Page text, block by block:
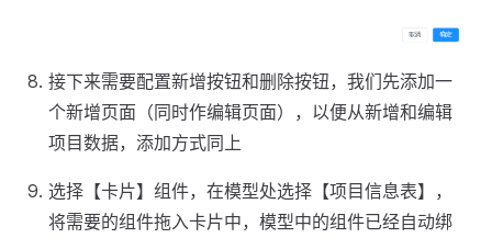
接下来需要配置新增按钮和删除按钮，我们先添加一
个新增页面（同时作编辑页面），以便从新增和编辑
项目数据，添加方式同上
选择【卡片】组件，在模型处选择【项目信息表】，
将需要的组件拖入卡片中，模型中的组件已经自动绑